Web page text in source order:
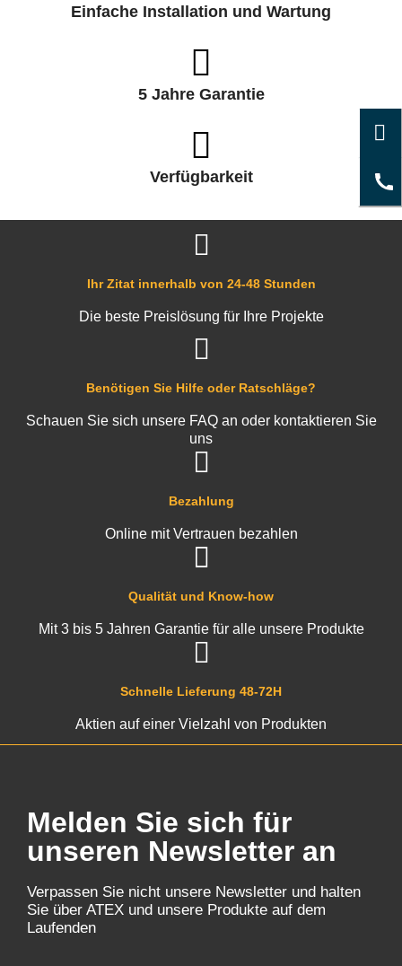
Einfache Installation und Wartung
5 Jahre Garantie
Verfügbarkeit
Schnelle Lieferung 48-72H
Aktien auf einer Vielzahl von Produkten
Qualität und Know-how
Mit 3 bis 5 Jahren Garantie für alle unsere Produkte
Bezahlung
Online mit Vertrauen bezahlen
Benötigen Sie Hilfe oder Ratschläge?
Schauen Sie sich unsere FAQ an oder kontaktieren Sie
uns
Ihr Zitat innerhalb von 24-48 Stunden
Die beste Preislösung für Ihre Projekte
Melden Sie sich für
unseren Newsletter an
Verpassen Sie nicht unsere Newsletter und halten
Sie über ATEX und unsere Produkte auf dem
Laufenden